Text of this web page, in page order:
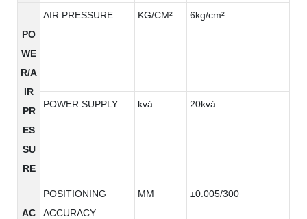
PO
WE
R/A
IR
PR
ES
SU
RE
AIR PRESSURE KG/CM² 6kg/cm²
POWER SUPPLY kvá 20kvá
AC
POSITIONING
ACCURACY
MM ±0.005/300